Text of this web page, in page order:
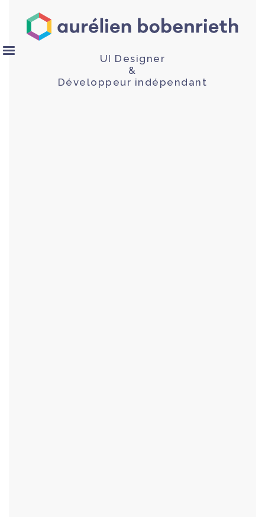
UI Designer
&
Développeur indépendant